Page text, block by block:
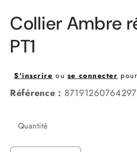
média
1
une
fenêtre
Collier Ambre
PT1
S'inscrire ou se connecter
Référence : 87191260764297
Quantité